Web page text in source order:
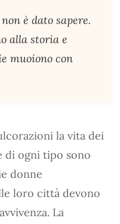
è dato sapere.
alla storia e
muoiono con
la vita dei
di ogni tipo sono
donne
loro città devono
La